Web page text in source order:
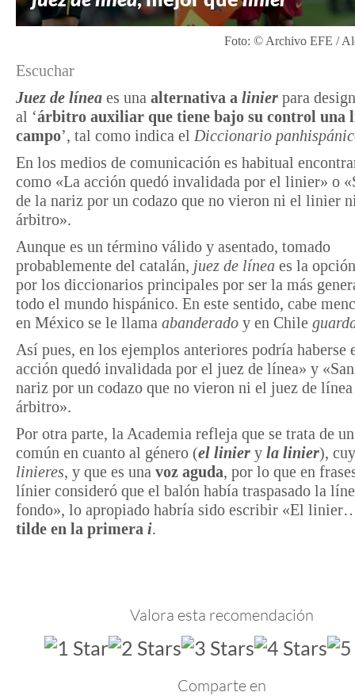
Foto: © Archivo EFE /
Escuchar
Juez de línea es una alternativa a linier para
al ‘árbitro auxiliar que tiene bajo su control una
campo’, tal como indica el Diccionario
En los medios de comunicación es habitual
como «La acción quedó invalidada por el linier» o
de la nariz por un codazo que no vieron ni el linier
árbitro».
Aunque es un término válido y asentado, tomado
probablemente del catalán, juez de línea es la
por los diccionarios principales por ser la más
todo el mundo hispánico. En este sentido, cabe
en México se le llama abanderado y en Chile
Así pues, en los ejemplos anteriores podría
acción quedó invalidada por el juez de línea» y
nariz por un codazo que no vieron ni el juez de
árbitro».
Por otra parte, la Academia refleja que se trata de
común en cuanto al género (el linier y la linier),
linieres, y que es una voz aguda, por lo que en
línier consideró que el balón había traspasado la
fondo», lo apropiado habría sido escribir «El
tilde en la primera i.
Valora esta recomendación
Comparte en